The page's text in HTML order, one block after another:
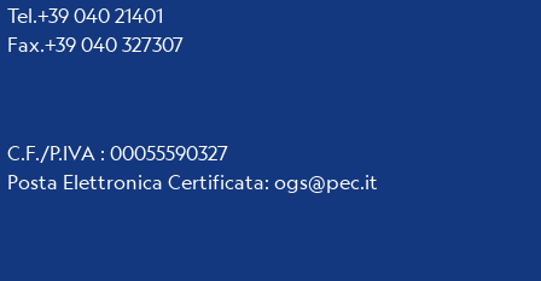
Tel.+39 040 21401
Fax.+39 040 327307
C.F./P.IVA : 00055590327
Posta Elettronica Certificata: ogs@pec.it